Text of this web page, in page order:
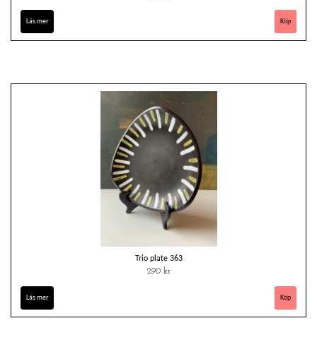
Läs mer
Trio plate 363
290 kr
Läs mer